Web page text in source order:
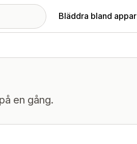
Bläddra bland appar
en gång.